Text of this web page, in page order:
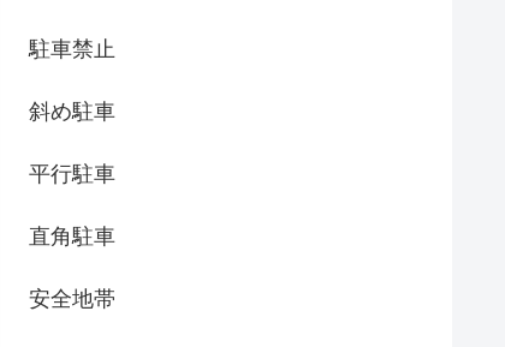
駐車禁止
斜め駐車
平行駐車
直角駐車
安全地帯